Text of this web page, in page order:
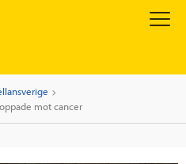
mot cancer